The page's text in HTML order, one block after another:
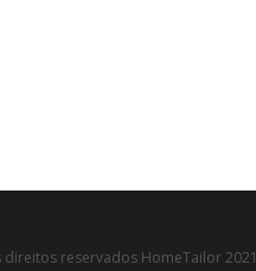
reservados HomeTailor 2021